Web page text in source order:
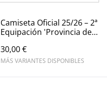
Camiseta Oficial 25/26 – 2ª
Equipación 'Provincia de
30,00 €
MÁS VARIANTES DISPONIBLES